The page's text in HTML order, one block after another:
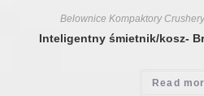
Belownice Kompaktory Crushery
Inteligentny śmietnik/kosz-
Read